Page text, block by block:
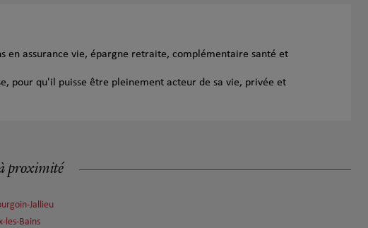
en assurance vie, épargne retraite, complémentaire santé et
pour qu'il puisse être pleinement acteur de sa vie, privée et
proximité
Jallieu
les-Bains